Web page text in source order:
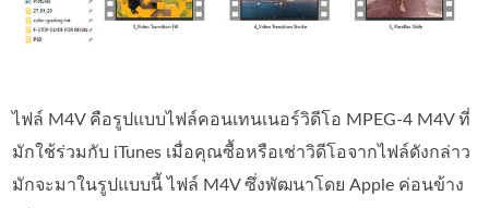
ไฟล์ M4V คือรูปแบบไฟล์คอนเทนเนอร์วิดีโอ MPEG-4 M4V ที่
มักใช้ร่วมกับ iTunes เมื่อคุณซื้อหรือเช่าวิดีโอจากไฟล์ดังกล่าว
มักจะมาในรูปแบบนี้ ไฟล์ M4V ซึ่งพัฒนาโดย Apple ค่อนข้าง